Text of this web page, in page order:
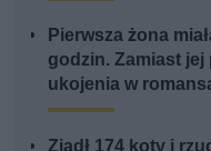
Pierwsza żona
godzin. Zamiast jej
ukojenia w
Zjadł 174 koty i